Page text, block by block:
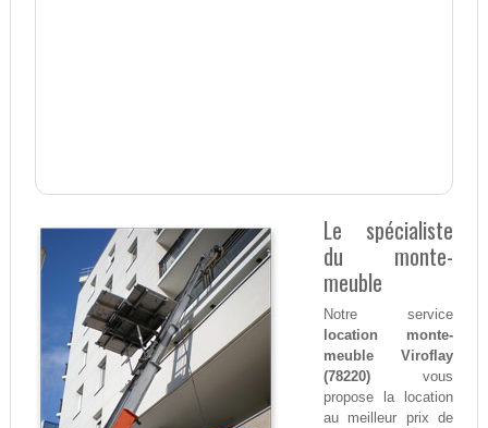
Le spécialiste
du monte-
meuble
Notre service
location monte-
meuble Viroflay
(78220)vous
propose la location
au meilleur prix de